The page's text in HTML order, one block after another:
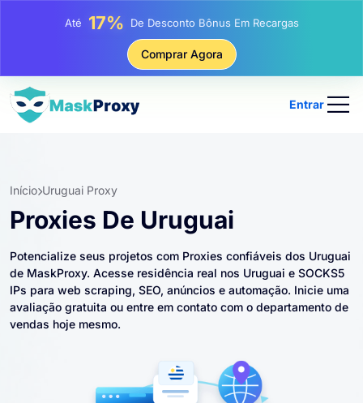
Até25%Desconto Em Compras Estáticas De IP
Desconto Em Compras Rotativas De IP
Comprar Agora
Entrar
Início Uruguai Proxy
Proxies De Uruguai
Potencialize seus projetos com Proxies confiáveis ​​dos Uruguai
de MaskProxy. Acesse residência real nos Uruguai e SOCKS5
IPs para web scraping, SEO, anúncios e automação. Inicie uma
avaliação gratuita ou entre em contato com o departamento de
vendas hoje mesmo.